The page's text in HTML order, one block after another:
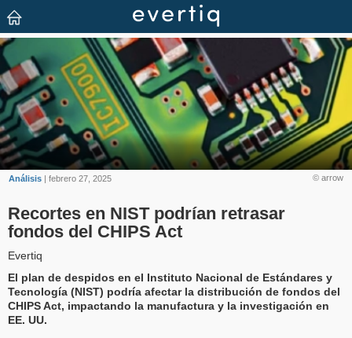
© arrow
Análisis | febrero 27, 2025
Recortes en NIST podrían retrasar
fondos del CHIPS Act
Evertiq
El plan de despidos en el Instituto Nacional de Estándares y
Tecnología (NIST) podría afectar la distribución de fondos del
CHIPS Act, impactando la manufactura y la investigación en
EE. UU.